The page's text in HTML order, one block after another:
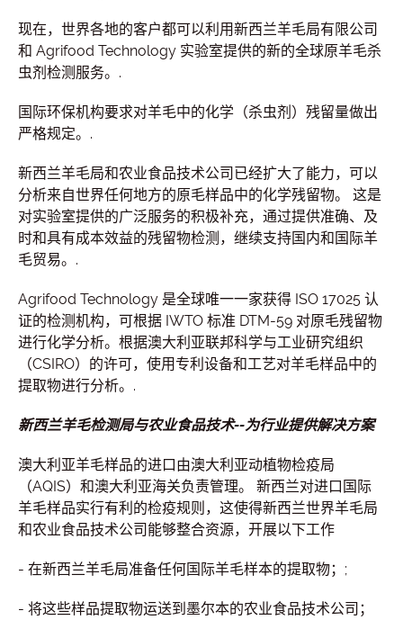
现在，世界各地的客户都可以利用新西兰羊毛局有限公司
和 Agrifood Technology 实验室提供的新的全球原羊毛杀
虫剂检测服务。.
国际环保机构要求对羊毛中的化学（杀虫剂）残留量做出
严格规定。.
新西兰羊毛局和农业食品技术公司已经扩大了能力，可以
分析来自世界任何地方的原毛样品中的化学残留物。 这是
对实验室提供的广泛服务的积极补充，通过提供准确、及
时和具有成本效益的残留物检测，继续支持国内和国际羊
毛贸易。.
Agrifood Technology 是全球唯一一家获得 ISO 17025 认
证的检测机构，可根据 IWTO 标准 DTM-59 对原毛残留物
进行化学分析。根据澳大利亚联邦科学与工业研究组织
（CSIRO）的许可，使用专利设备和工艺对羊毛样品中的
提取物进行分析。.
新西兰羊毛检测局与农业食品技术--为行业提供解决方案
澳大利亚羊毛样品的进口由澳大利亚动植物检疫局
（AQIS）和澳大利亚海关负责管理。 新西兰对进口国际
羊毛样品实行有利的检疫规则，这使得新西兰世界羊毛局
和农业食品技术公司能够整合资源，开展以下工作
- 在新西兰羊毛局准备任何国际羊毛样本的提取物；;
- 将这些样品提取物运送到墨尔本的农业食品技术公司；